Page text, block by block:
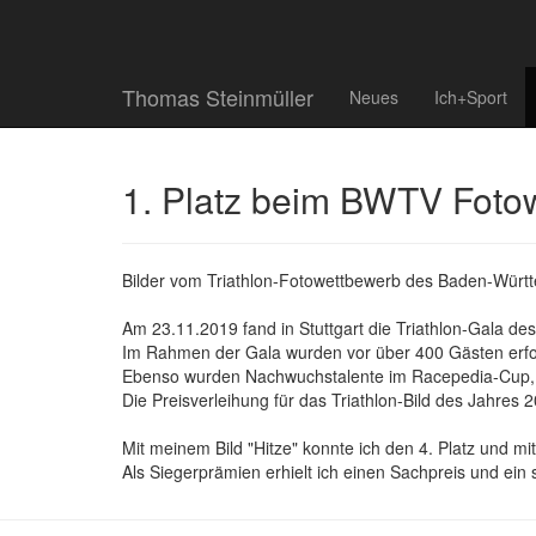
Thomas Steinmüller Neues Ich+Sport
1. Platz beim BWTV
Bilder vom Triathlon-Fotowettbewerb des Baden-
Am 23.11.2019 fand in Stuttgart die Triathlon-Gala
Im Rahmen der Gala wurden vor über 400 Gästen
Ebenso wurden Nachwuchstalente im Racepedia-
Die Preisverleihung für das Triathlon-Bild des Jahres
Mit meinem Bild "Hitze" konnte ich den 4. Platz und
Als Siegerprämien erhielt ich einen Sachpreis und